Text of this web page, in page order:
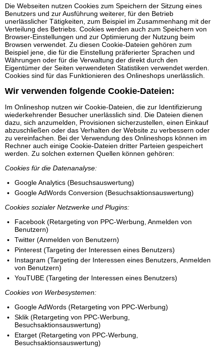
Die Webseiten nutzen Cookies zum Speichern der Sitzung eines
Benutzers und zur Ausführung weiterer, für den Betrieb
unerlässlicher Tätigkeiten, zum Beispiel im Zusammenhang mit der
Verteilung des Betriebs. Cookies werden auch zum Speichern von
Browser-Einstellungen und zur Optimierung der Nutzung beim
Browsen verwendet. Zu diesen Cookie-Dateien gehören zum
Beispiel jene, die für die Einstellung präferierter Sprachen und
Währungen oder für die Verwaltung der direkt durch den
Eigentümer der Seiten verwendeten Statistiken verwendet werden.
Cookies sind für das Funktionieren des Onlineshops unerlässlich.
Wir verwenden folgende Cookie-Dateien:
Im Onlineshop nutzen wir Cookie-Dateien, die zur Identifizierung
wiederkehrender Besucher unerlässlich sind. Die Dateien dienen
dazu, sich anzumelden, Provisionen sicherzustellen, einen Einkauf
abzuschließen oder das Verhalten der Website zu verbessern oder
zu vereinfachen. Bei der Verwendung des Onlineshops können im
Rechner auch einige Cookie-Dateien dritter Parteien gespeichert
werden. Zu solchen externen Quellen können gehören:
Cookies für die Datenanalyse:
Google Analytics (Besuchsauswertung)
Google AdWords Conversion (Besuchsaktionsauswertung)
Cookies sozialer Netzwerke und Plugins:
Facebook (Retargeting von PPC-Werbung, Anmelden von
Benutzern)
Twitter (Anmelden von Benutzern)
Pinterest (Targeting der Interessen eines Benutzers)
Instagram (Targeting der Interessen eines Benutzers, Anmelden
von Benutzern)
YouTUBE (Targeting der Interessen eines Benutzers)
Cookies von Werbesystemen:
Google AdWords (Retargeting von PPC-Werbung)
Sklik (Retargeting von PPC-Werbung,
Besuchsaktionsauswertung)
Etarget (Retargeting von PPC-Werbung,
Besuchsaktionsauswertung)